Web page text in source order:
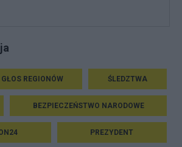
GŁOS REGIONÓW ŚLEDZTWA
BEZPIECZEŃSTWO NARODOWE
PREZYDENT